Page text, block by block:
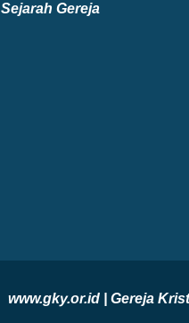
Sejarah Gereja
www.gky.or.id | Gereja